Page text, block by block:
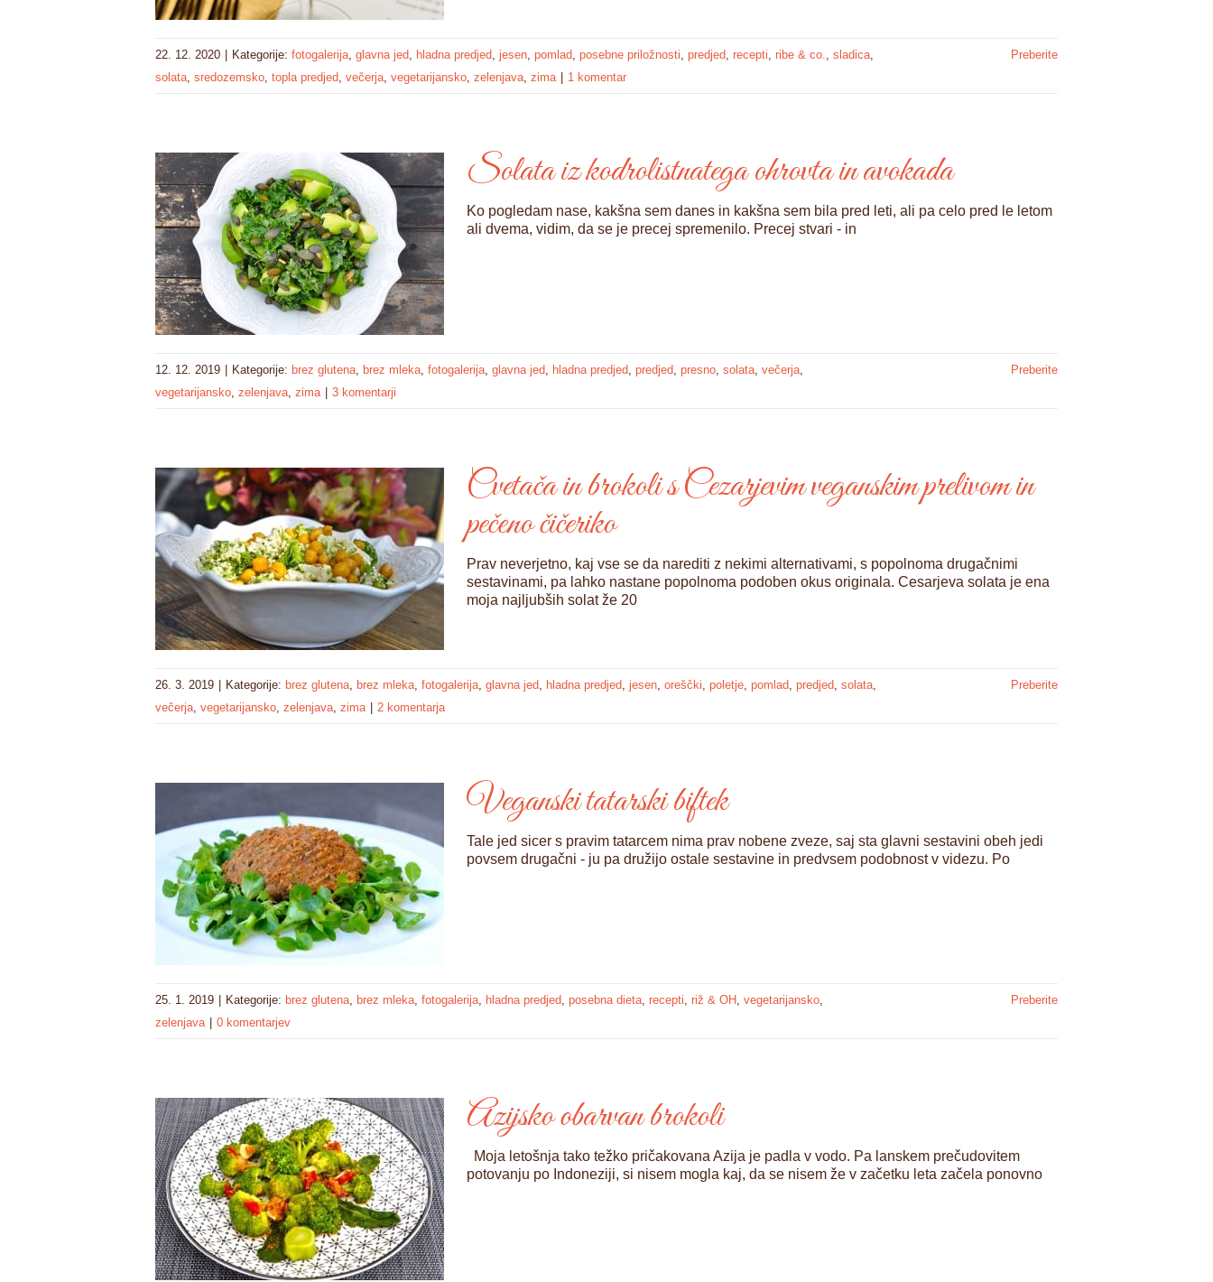
22. 12. 2020 Kategorije: fotogalerija, glavna jed, hladna predjed, jesen, pomlad, posebne priložnosti, predjed, recepti, ribe & co., sladica,
solata, sredozemsko, topla predjed, večerja, vegetarijansko, zelenjava, zima 1 komentar
Preberite
Solata iz kodrolistnatega ohrovta in avokada
Ko pogledam nase, kakšna sem danes in kakšna sem bila pred leti, ali pa celo pred le letom
ali dvema, vidim, da se je precej spremenilo. Precej stvari - in
12. 12. 2019 Kategorije: brez glutena, brez mleka, fotogalerija, glavna jed, hladna predjed, predjed, presno, solata, večerja,
vegetarijansko, zelenjava, zima 3 komentarji
Preberite
Cvetača in brokoli s Cezarjevim veganskim prelivom in
pečeno čičeriko
Prav neverjetno, kaj vse se da narediti z nekimi alternativami, s popolnoma drugačnimi
sestavinami, pa lahko nastane popolnoma podoben okus originala. Cesarjeva solata je ena
moja najljubših solat že 20
26. 3. 2019 Kategorije: brez glutena, brez mleka, fotogalerija, glavna jed, hladna predjed, jesen, oreščki, poletje, pomlad, predjed, solata,
večerja, vegetarijansko, zelenjava, zima 2 komentarja
Preberite
Veganski tatarski biftek
Tale jed sicer s pravim tatarcem nima prav nobene zveze, saj sta glavni sestavini obeh jedi
povsem drugačni - ju pa družijo ostale sestavine in predvsem podobnost v videzu. Po
25. 1. 2019 Kategorije: brez glutena, brez mleka, fotogalerija, hladna predjed, posebna dieta, recepti, riž & OH , vegetarijansko,
zelenjava
0 komentarjev
Preberite
Azijsko obarvan brokoli
Moja letošnja tako težko pričakovana Azija je padla v vodo. Pa lanskem prečudovitem
potovanju po Indoneziji, si nisem mogla kaj, da se nisem že v začetku leta začela ponovno